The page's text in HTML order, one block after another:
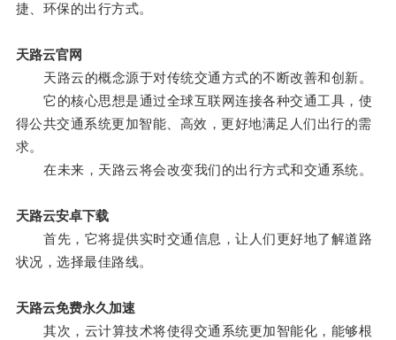
捷、环保的出行方式。
天路云官网
天路云的概念源于对传统交通方式的不断改善和创新。
它的核心思想是通过全球互联网连接各种交通工具，使
得公共交通系统更加智能、高效，更好地满足人们出行的需
求。
在未来，天路云将会改变我们的出行方式和交通系统。
天路云安卓下载
首先，它将提供实时交通信息，让人们更好地了解道路
状况，选择最佳路线。
天路云免费永久加速
其次，云计算技术将使得交通系统更加智能化，能够根